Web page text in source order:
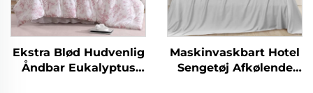
Ekstra Blød Hudvenlig
Åndbar Eukalyptus
Maskinvaskbart Hotel
Sengetøj Afkølende